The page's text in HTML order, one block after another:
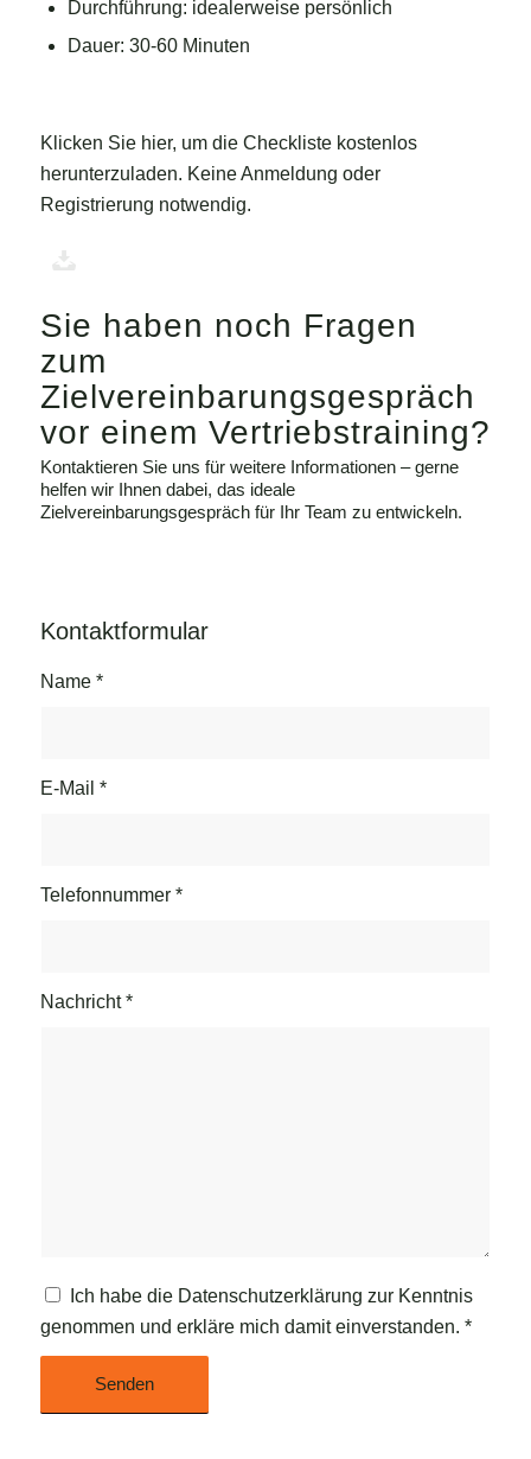
Durchführung: idealerweise persönlich
Dauer: 30-60 Minuten
Klicken Sie hier, um die Checkliste kostenlos
herunterzuladen. Keine Anmeldung oder
Registrierung notwendig.
Sie haben noch Fragen
zum
Zielvereinbarungsgespräch
vor einem Vertriebstraining?
Kontaktieren Sie uns für weitere Informationen – gerne
helfen wir Ihnen dabei, das ideale
Zielvereinbarungsgespräch für Ihr Team zu entwickeln.
Kontaktformular
Name *
E-Mail *
Telefonnummer *
Nachricht*
Ich habe die Datenschutzerklärung zur Kenntnis
genommen und erkläre mich damit einverstanden. *